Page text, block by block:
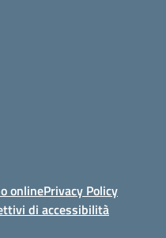
onlinePrivacy Policy
di accessibilità